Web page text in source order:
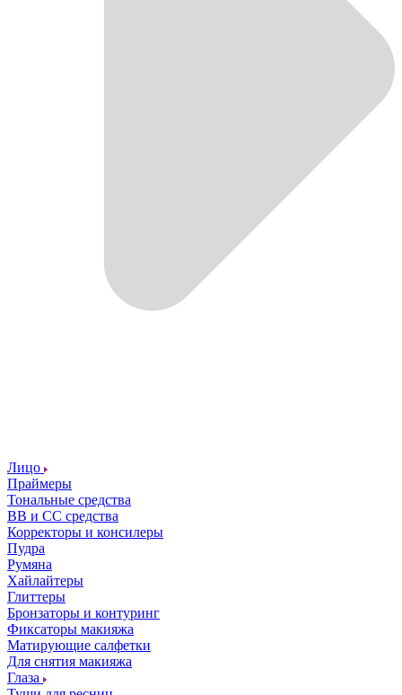
Лицо
Праймеры
Тональные средства
ВВ и СС средства
Корректоры и консилеры
Пудра
Румяна
Хайлайтеры
Глиттеры
Бронзаторы и контуринг
Фиксаторы макияжа
Матирующие салфетки
Для снятия макияжа
Глаза